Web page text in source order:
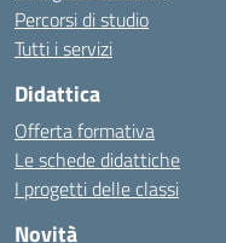
Percorsi di studio
Tutti i servizi
Didattica
Offerta formativa
Le schede didattiche
I progetti delle classi
Novità